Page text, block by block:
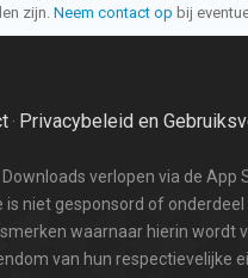
zijn. Neem contact op bij
· Privacybeleid en
Downloads verlopen via de App
is niet gesponsord of onderdeel
waarnaar hierin wordt
van hun respectievelijke